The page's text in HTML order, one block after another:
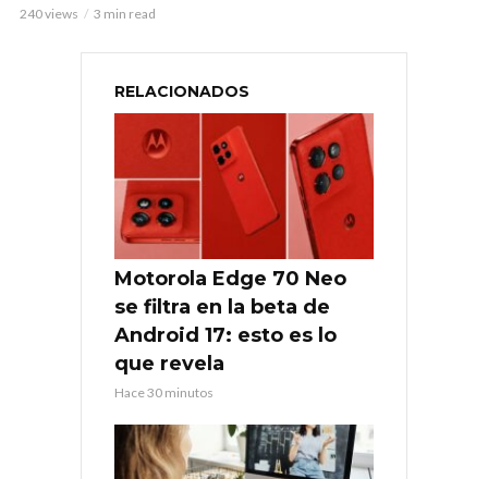
240 views 3 min read
RELACIONADOS
Motorola Edge 70 Neo
se filtra en la beta de
Android 17: esto es lo
que revela
Hace 30 minutos